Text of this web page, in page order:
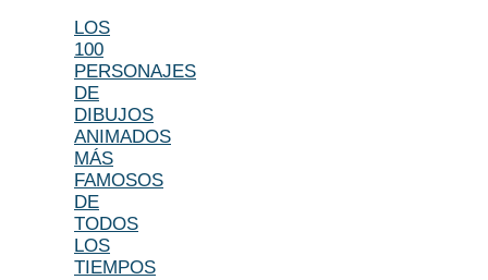
LOS
100
PERSONAJES
DE
DIBUJOS
ANIMADOS
MÁS
FAMOSOS
DE
TODOS
LOS
TIEMPOS